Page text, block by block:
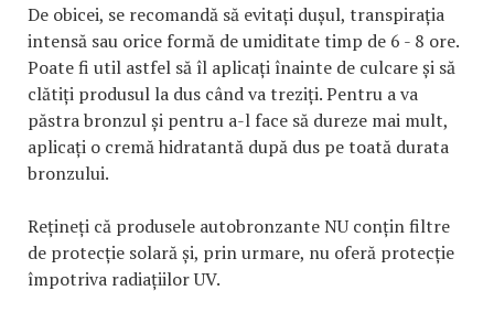
De obicei, se recomandă să evitați dușul, transpirația
intensă sau orice formă de umiditate timp de 6 - 8 ore.
Poate fi util astfel să îl aplicați înainte de culcare și să
clătiți produsul la dus când va treziți. Pentru a va
păstra bronzul și pentru a-l face să dureze mai mult,
aplicați o cremă hidratantă după dus pe toată durata
bronzului.
Rețineți că produsele autobronzante NU conțin filtre
de protecție solară și, prin urmare, nu oferă protecție
împotriva radiațiilor UV.